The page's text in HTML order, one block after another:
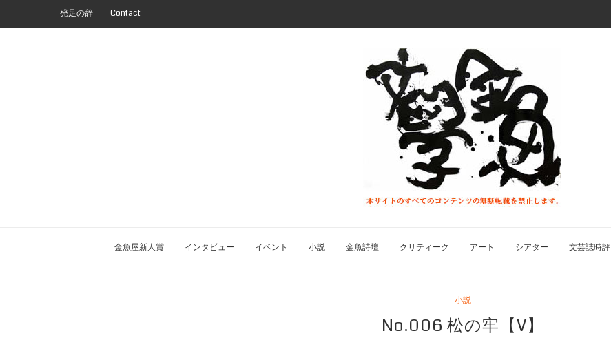
発足の辞 Contact
金魚屋新人賞 インタビュー イベント 小説 金魚詩壇 クリティーク アート シアター 文芸誌時評
小説
No.006 松の牢【V】